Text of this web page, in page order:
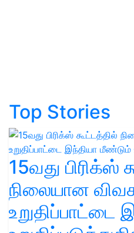
Top Stories
15வது பிரிக்ஸ்
நிலையான
உறுதிப்பாட்டை